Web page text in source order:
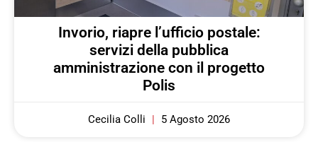
Invorio, riapre l’ufficio postale:
servizi della pubblica
amministrazione con il progetto
Polis
Cecilia Colli 5 Agosto 2026